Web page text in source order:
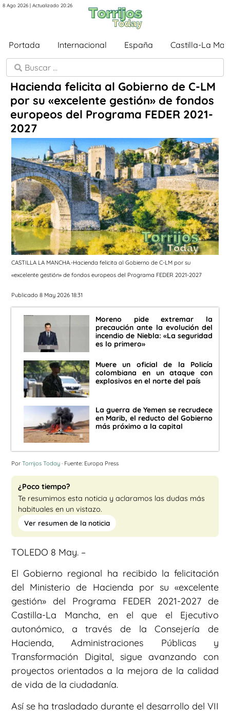
8 Ago 2026 | Actualizado 20:26
Portada Internacional España Castilla-La
Hacienda felicita al Gobierno de C-LM
por su «excelente gestión» de fondos
europeos del Programa FEDER 2021-
2027
CASTILLA LA MANCHA.-Hacienda felicita al Gobierno de C-LM por su
«excelente gestión» de fondos europeos del Programa FEDER 2021-2027
Publicado 8 May 2026 18:31
Moreno pide extremar la
precaución ante la evolución del
incendio de Niebla: «La seguridad
es lo primero»
Muere un oficial de la Policía
colombiana en un ataque con
explosivos en el norte del país
La guerra de Yemen se recrudece
en Marib, el reducto del Gobierno
más próximo a la capital
Por Torrijos Today · Fuente: Europa Press
¿Poco tiempo?
Te resumimos esta noticia y aclaramos las dudas más
habituales en un vistazo.
Ver resumen de la noticia
TOLEDO 8 May. –
El Gobierno regional ha recibido la felicitación
del Ministerio de Hacienda por su «excelente
gestión» del Programa FEDER 2021-2027 de
Castilla-La Mancha, en el que el Ejecutivo
autonómico, a través de la Consejería de
Hacienda, Administraciones Públicas y
Transformación Digital, sigue avanzando con
proyectos orientados a la mejora de la calidad
de vida de la ciudadanía.
Así se ha trasladado durante el desarrollo del VII